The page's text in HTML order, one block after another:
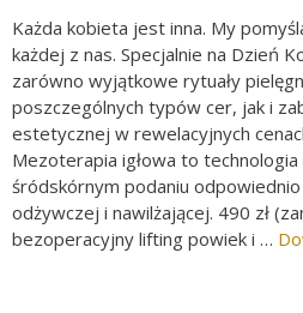
Każda kobieta jest inna. My
każdej z nas. Specjalnie na Dzień
zarówno wyjątkowe rytuały
poszczególnych typów cer, jak i
estetycznej w rewelacyjnych
Mezoterapia igłowa to technologia
śródskórnym podaniu
odżywczej i nawilżającej. 490 zł
bezoperacyjny lifting powiek i …